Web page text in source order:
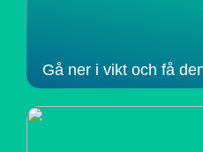
Gå ner i vikt och få